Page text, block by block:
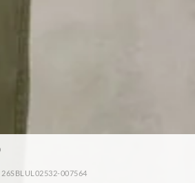
007564